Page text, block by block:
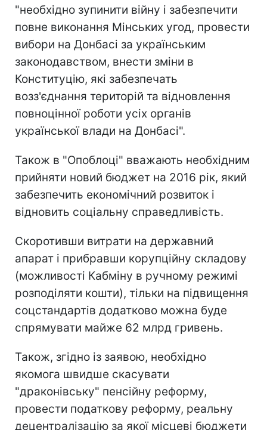
"необхідно зупинити війну і забезпечити
повне виконання Мінських угод, провести
вибори на Донбасі за українським
законодавством, внести зміни в
Конституцію, які забезпечать
возз'єднання територій та відновлення
повноцінної роботи усіх органів
української влади на Донбасі".
Також в "Опоблоці" вважають необхідним
прийняти новий бюджет на 2016 рік, який
забезпечить економічний розвиток і
відновить соціальну справедливість.
Скоротивши витрати на державний
апарат і прибравши корупційну складову
(можливості Кабміну в ручному режимі
розподіляти кошти), тільки на підвищення
соцстандартів додатково можна буде
спрямувати майже 62 млрд гривень.
Також, згідно із заявою, необхідно
якомога швидше скасувати
"драконівську" пенсійну реформу,
провести податкову реформу, реальну
децентралізацію за якої місцеві бюджети